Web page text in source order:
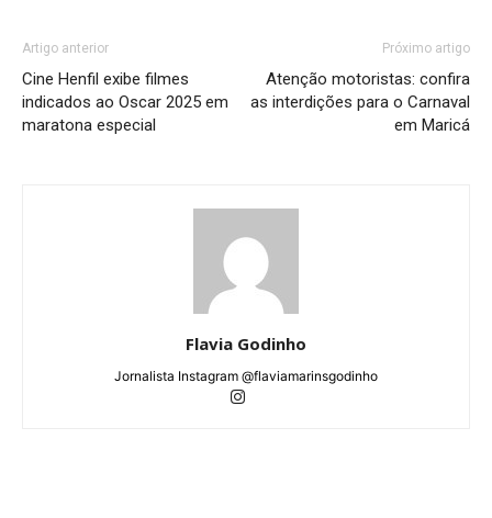
Artigo anterior
Cine Henfil exibe filmes
indicados ao Oscar 2025 em
maratona especial
Próximo artigo
Atenção motoristas: confira
as interdições para o Carnaval
em Maricá
Flavia Godinho
Jornalista Instagram @flaviamarinsgodinho